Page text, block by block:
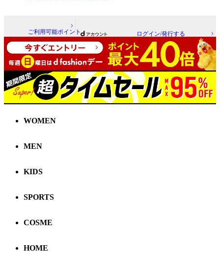
ご利用可能ポイント ログイン/発行する
WOMEN
MEN
KIDS
SPORTS
COSME
HOME